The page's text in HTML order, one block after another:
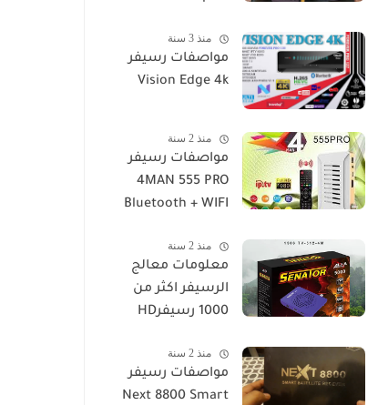
منذ 3 سنة
مواصفات رسيفر
Vision Edge 4k
منذ 2 سنة
مواصفات رسيفر
4MAN 555 PRO
Bluetooth + WIFI
منذ 2 سنة
معلومات معالج
الرسيفر اكثر من
1000 رسيفرHD
منذ 2 سنة
مواصفات رسيفر
Next 8800 Smart